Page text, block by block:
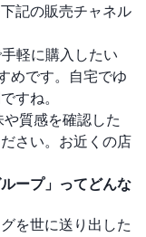
記の販売チャネル
手軽に購入したい
めです。自宅でゆ
すね。
や質感を確認した
さい。お近くの店
ープ」ってどんな
を世に送り出した